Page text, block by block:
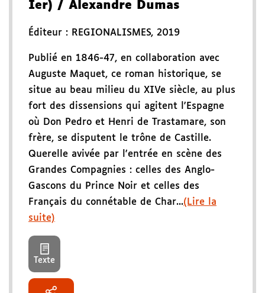
Ier) / Alexandre Dumas
Éditeur : REGIONALISMES, 2019
Publié en 1846-47, en collaboration avec
Auguste Maquet, ce roman historique, se
situe au beau milieu du XIVe siècle, au plus
fort des dissensions qui agitent l'Espagne
où Don Pedro et Henri de Trastamare, son
frère, se disputent le trône de Castille.
Querelle avivée par l'entrée en scène des
Grandes Compagnies : celles des Anglo-
Gascons du Prince Noir et celles des
Français du connétable de Char...(Lire la
suite)
Texte